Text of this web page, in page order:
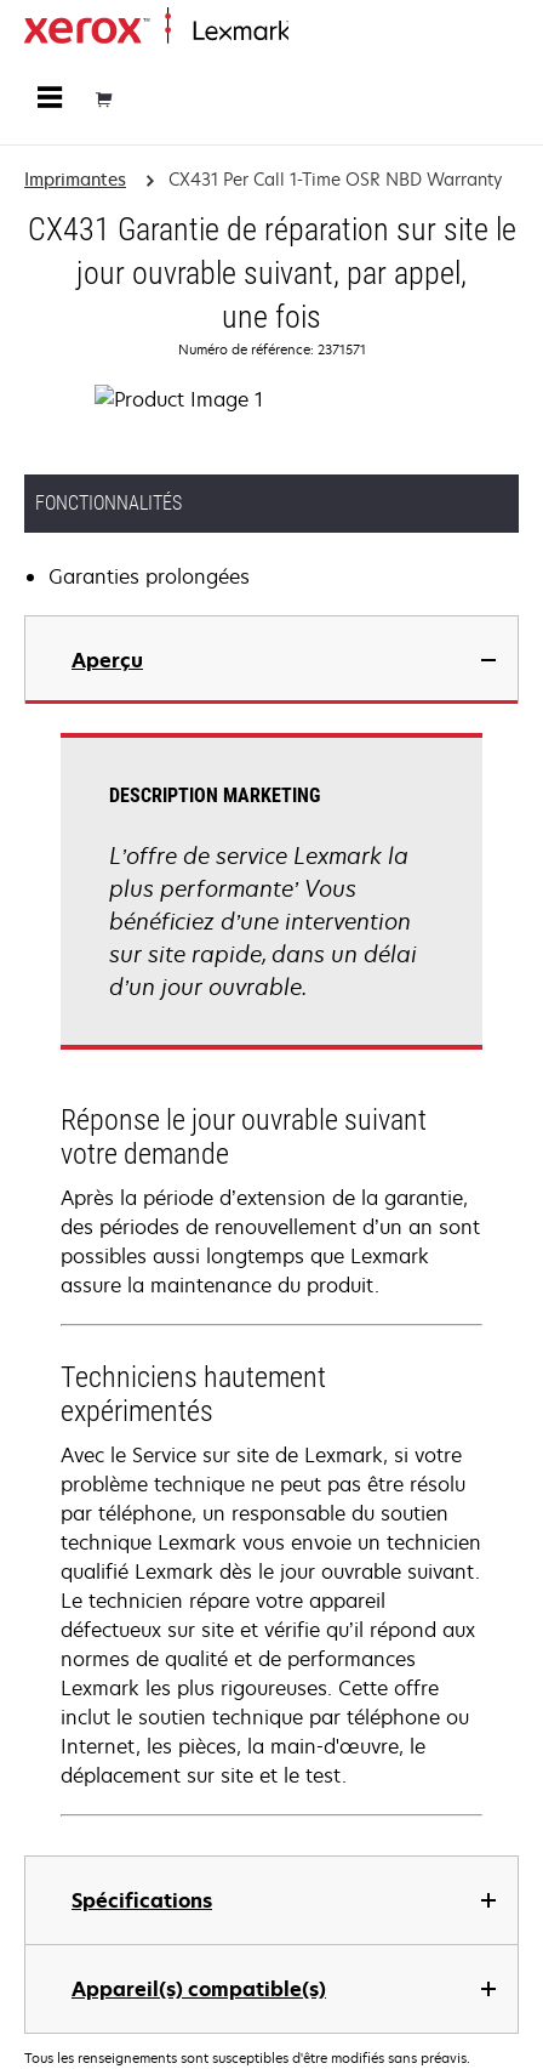
Imprimantes CX431 Per Call 1-Time OSR NBD Warranty
CX431 Garantie de réparation sur site le
jour ouvrable suivant, par appel,
une fois
Numéro de référence: 2371571
FONCTIONNALITÉS
Garanties prolongées
Aperçu
Spécifications
Appareil(s) compatible(s)
DESCRIPTION MARKETING
L’offre de service Lexmark la
plus performante’ Vous
bénéficiez d’une intervention
sur site rapide, dans un délai
d’un jour ouvrable.
Réponse le jour ouvrable suivant
votre demande
Après la période d’extension de la garantie,
des périodes de renouvellement d’un an sont
possibles aussi longtemps que Lexmark
assure la maintenance du produit.
Techniciens hautement
expérimentés
Avec le Service sur site de Lexmark, si votre
problème technique ne peut pas être résolu
par téléphone, un responsable du soutien
technique Lexmark vous envoie un technicien
qualifié Lexmark dès le jour ouvrable suivant.
Le technicien répare votre appareil
défectueux sur site et vérifie qu’il répond aux
normes de qualité et de performances
Lexmark les plus rigoureuses. Cette offre
inclut le soutien technique par téléphone ou
Internet, les pièces, la main-d'œuvre, le
déplacement sur site et le test.
Tous les renseignements sont susceptibles d'être modifiés sans préavis.